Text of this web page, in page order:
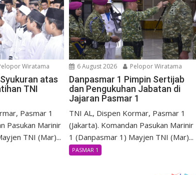
Wiratama
atas
TNI
Pasmar 1
Pasukan Marinir
TNI (Mar)...
6 August 2026 Pelopor Wiratama
Danpasmar 1 Pimpin Sertijab
dan Pengukuhan Jabatan di
Jajaran Pasmar 1
TNI AL, Dispen Kormar, Pasmar 1
(Jakarta). Komandan Pasukan Marinir
1 (Danpasmar 1) Mayjen TNI (Mar)...
PASMAR 1